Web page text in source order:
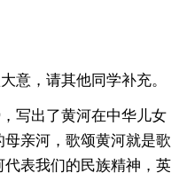
意，请其他同学补充。
写出了黄河在中华儿女
亲河，歌颂黄河就是歌
表我们的民族精神，英